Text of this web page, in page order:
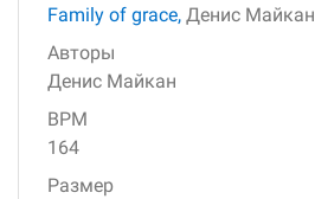
Family of grace, Денис Майкан
Авторы
Денис Майкан
BPM
164
Размер